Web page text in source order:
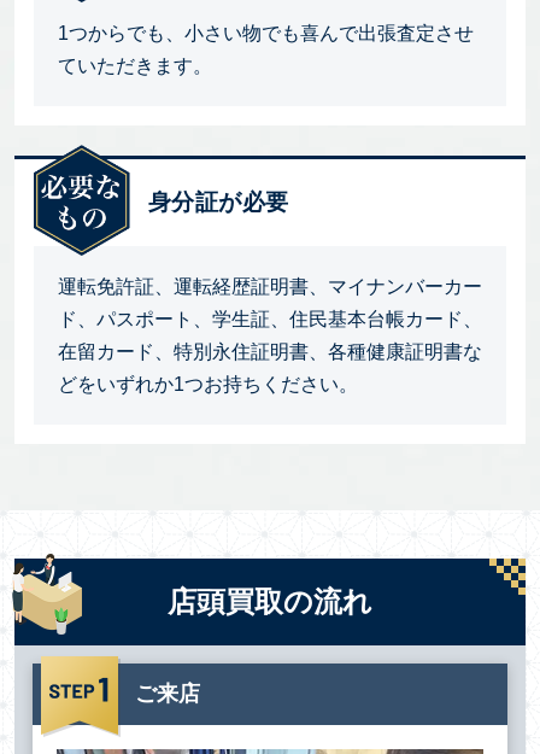
1つからでも、小さい物でも喜んで出張査定させ
ていただきます。
身分証が必要
運転免許証、運転経歴証明書、マイナンバーカー
ド、パスポート、学生証、住民基本台帳カード、
在留カード、特別永住証明書、各種健康証明書な
どをいずれか1つお持ちください。
店頭買取の流れ
ご来店